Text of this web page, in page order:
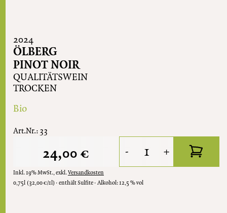
2024
ÖLBERG
PINOT NOIR
QUALITÄTSWEIN
TROCKEN
Bio
Art.Nr.: 33
24,00 €
Inkl. 19% MwSt.,exkl.Versandkosten
- +
0,75l (32,00 €/1l) enthält Sulfite Alkohol:12,5 % vol